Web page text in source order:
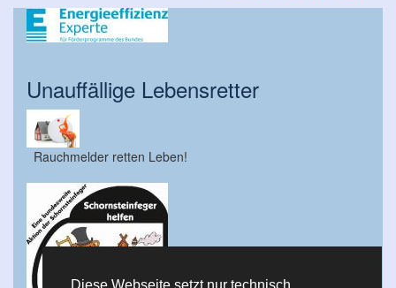
Diese Webseite setzt nur technisch
Unauffällige Lebensretter
Rauchmelder retten Leben!